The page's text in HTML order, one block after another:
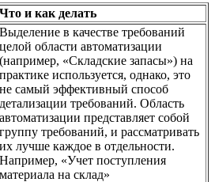
Что и как делать
Выделение в качестве требований
целой области автоматизации
(например, «Складские запасы») на
практике используется, однако, это
не самый эффективный способ
детализации требований. Область
автоматизации представляет собой
группу требований, и рассматривать
их лучше каждое в отдельности.
Например, «Учет поступления
материала на склад»